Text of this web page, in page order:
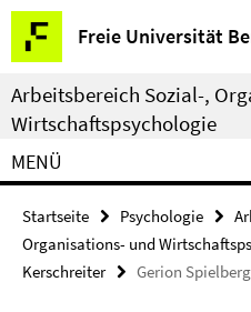
Springe
direkt
zu
Inhalt
Freie Universität
Service-
Navigation
Arbeitsbereich Sozial-,
Wirtschaftspsychologie
MENÜ
Startseite Psychologie
Organisations- und
Kerschreiter
Gerion